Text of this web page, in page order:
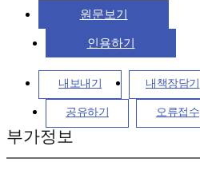
원문보기
인용하기
내보내기 내책장담기
공유하기 오류접수
부가정보